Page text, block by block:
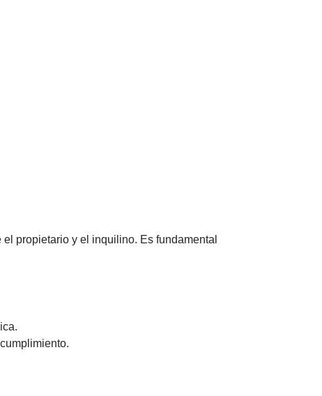
propietario y el inquilino. Es fundamental